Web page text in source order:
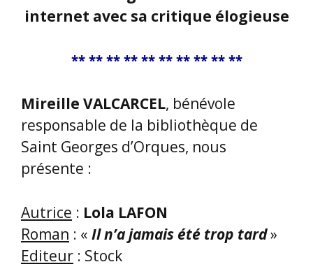
Autrice:Lola LAFON
Editeur: Stock
Mireille, dès ses premiers mots à la
petite assemblée de bénévoles, nous
La rencontre avec Lola Lafon, à
la Maison des Chœurs, m’a plu.